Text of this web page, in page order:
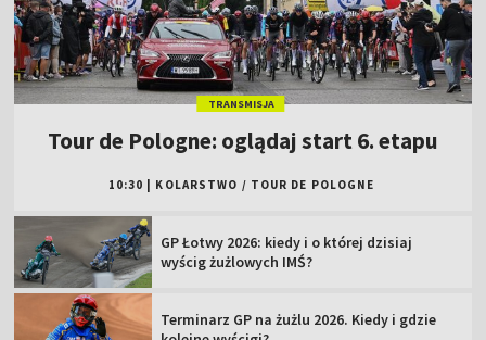
TRANSMISJA
Tour de Pologne: oglądaj start 6. etapu
10:30 KOLARSTWO / TOUR DE POLOGNE
GP Łotwy 2026: kiedy i o której dzisiaj
wyścig żużlowych IMŚ?
Terminarz GP na żużlu 2026. Kiedy i gdzie